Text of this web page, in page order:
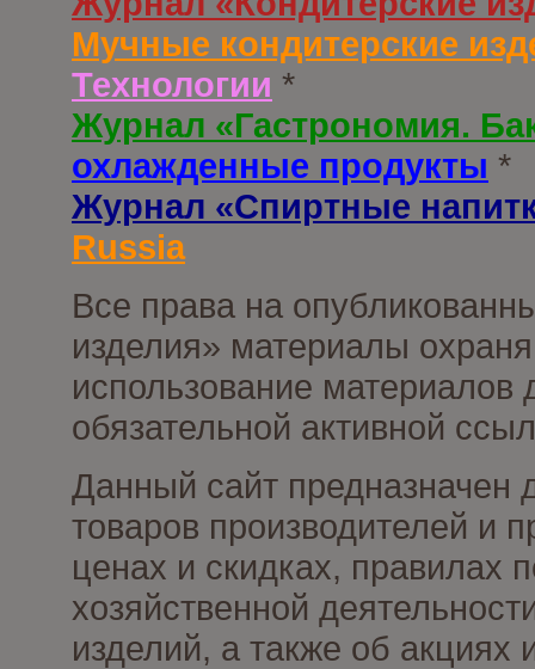
Мучные кондитерские
Технологии *
Журнал «Гастрономия.
охлажденные продукты *
Журнал «Спиртные
Russia
Все права на
изделия» материалы
использование материалов
обязательной активной
Данный сайт предназначен
товаров производителей и
ценах и скидках, правилах
хозяйственной
изделий, а также об